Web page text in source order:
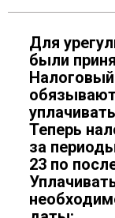
Для
были
Теперь
за
23 по